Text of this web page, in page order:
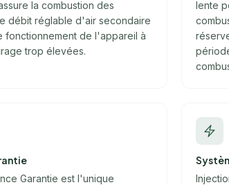
la combustion des
débit réglable d'air secondaire
fonctionnement de l'appareil à
trop élevées.
lente
Garantie est l'unique